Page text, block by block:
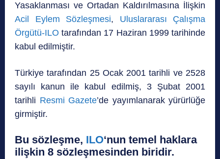
Yasaklanması ve Ortadan Kaldırılmasına İlişkin
Acil Eylem Sözleşmesi, Uluslararası Çalışma
Örgütü-ILO tarafından 17 Haziran 1999 tarihinde
kabul edilmiştir.
Türkiye tarafından 25 Ocak 2001 tarihli ve 2528
sayılı kanun ile kabul edilmiş, 3 Şubat 2001
tarihli Resmi Gazete’de yayımlanarak yürürlüğe
girmiştir.
Bu sözleşme, ILO‘nun temel haklara
ilişkin 8 sözleşmesinden biridir.